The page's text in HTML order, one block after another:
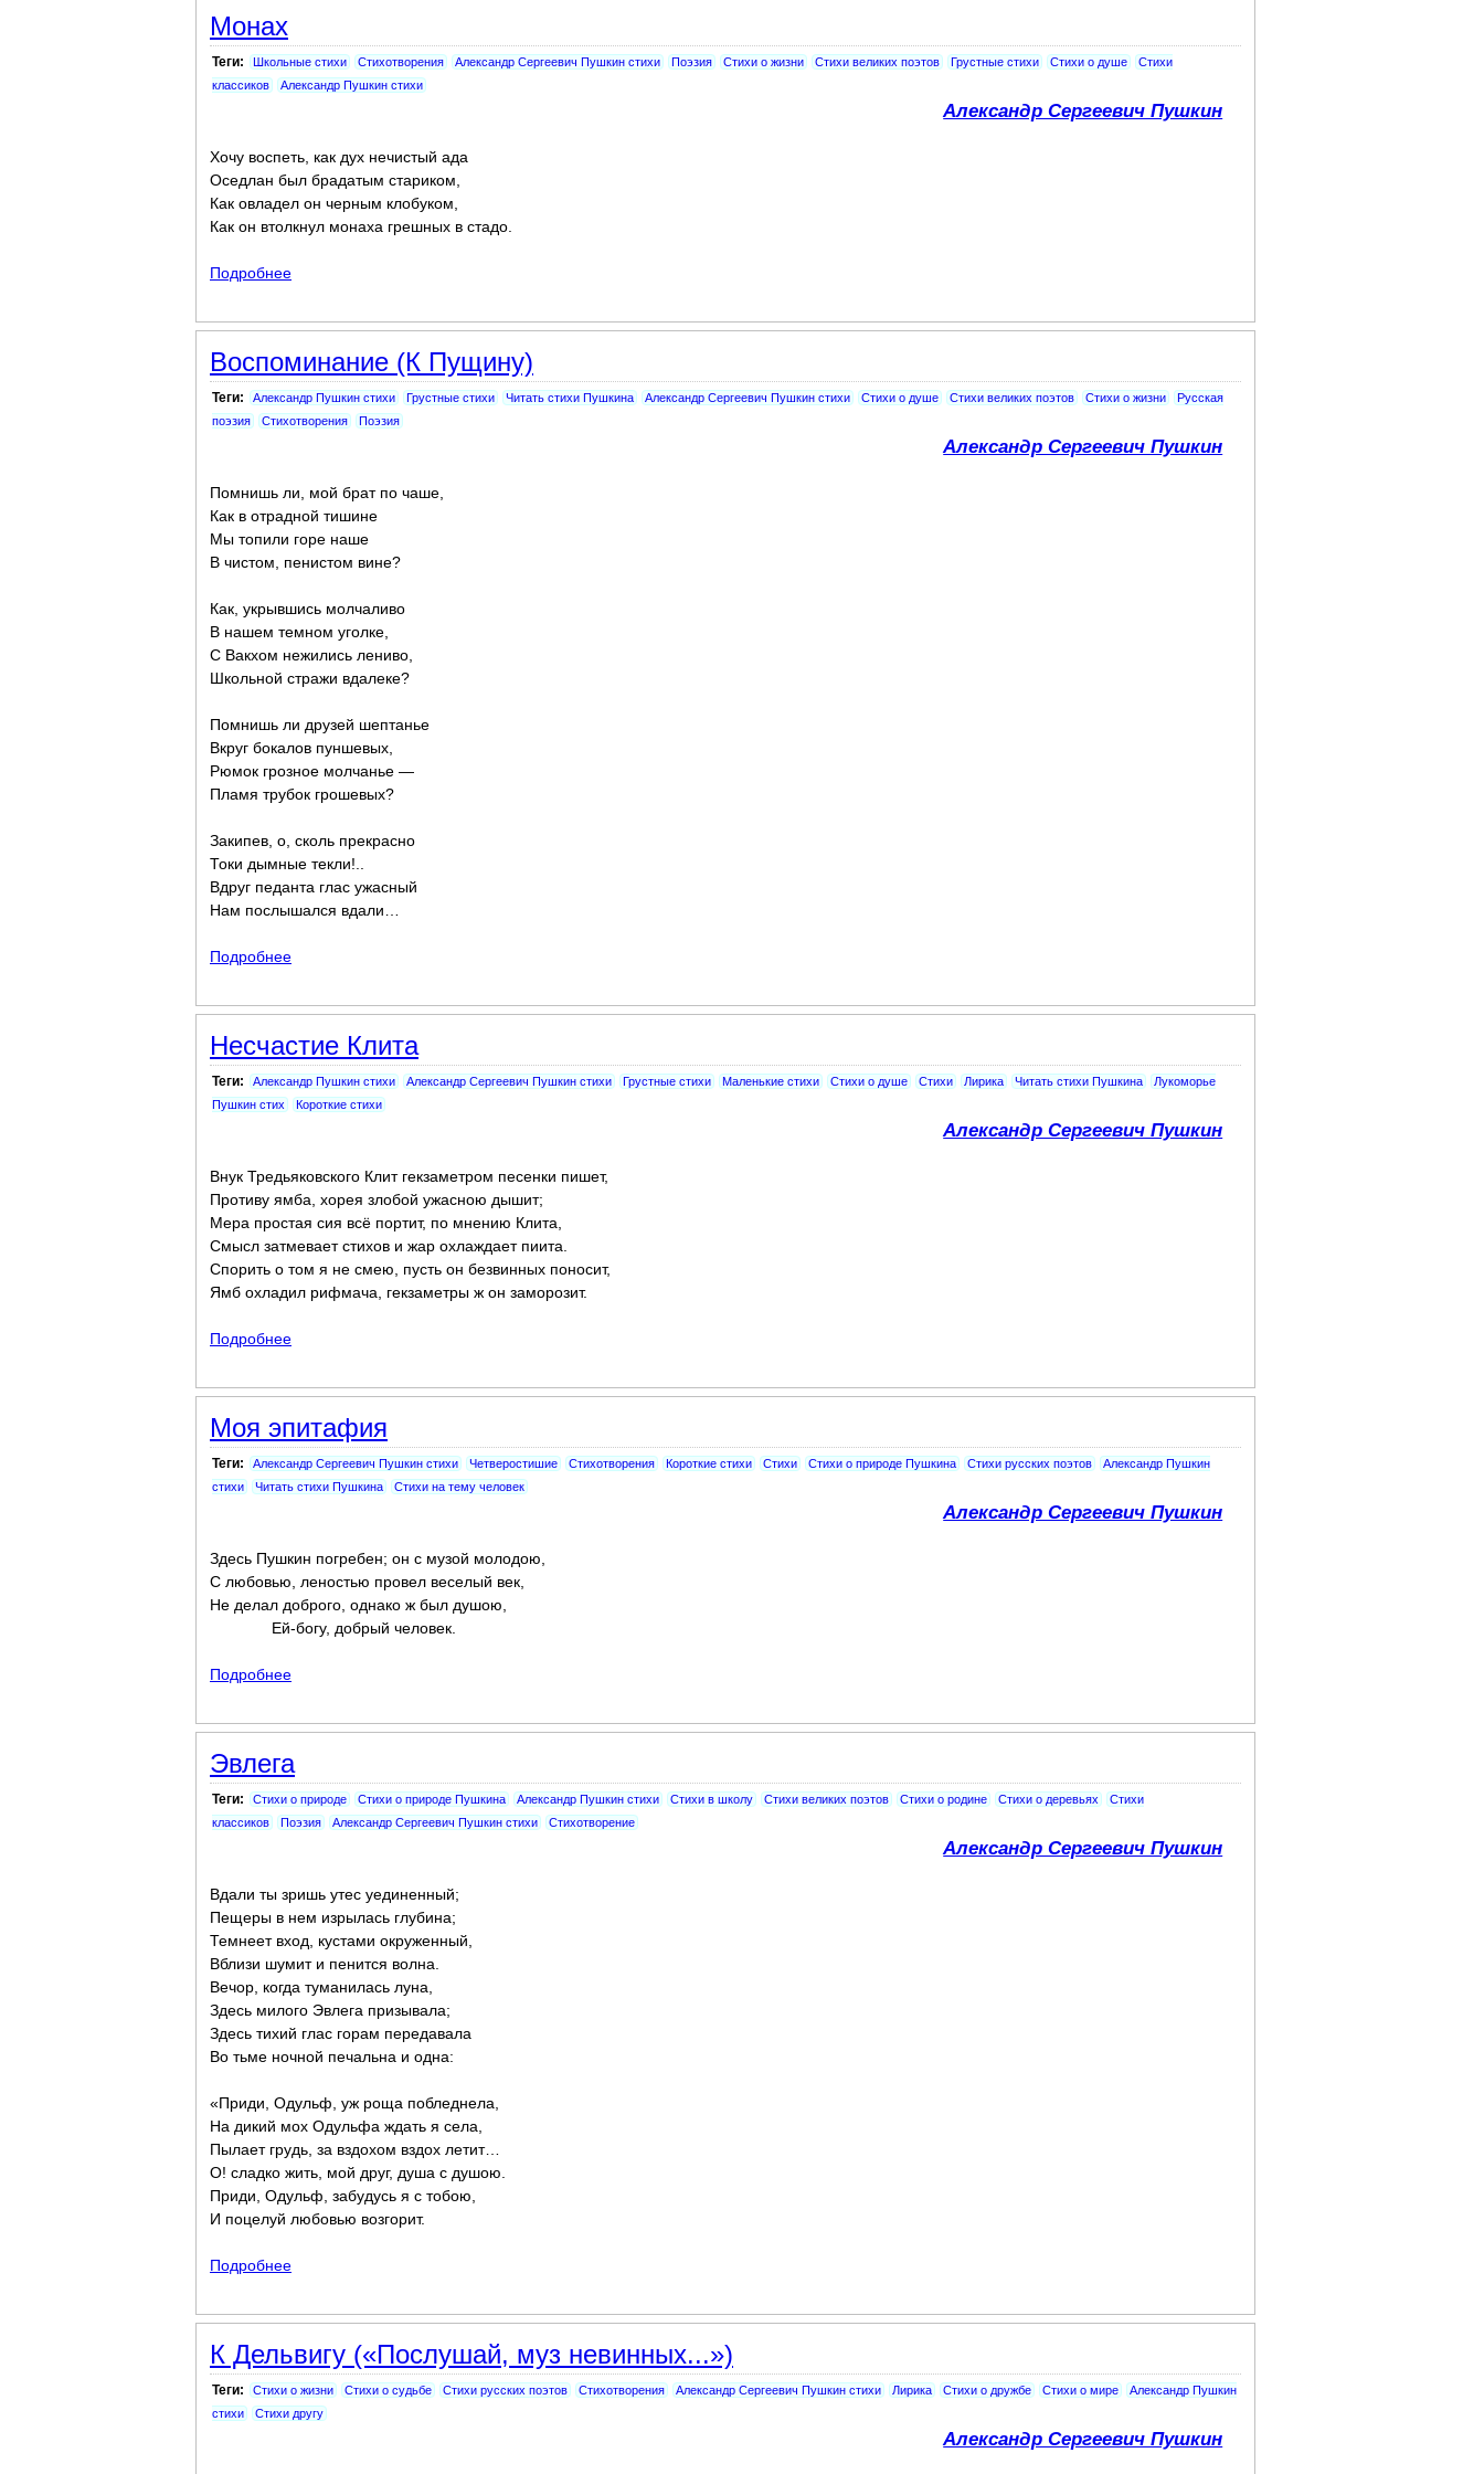
Монах
Теги: Школьные стихи Стихотворения Александр Сергеевич Пушкин стихи Поэзия Стихи о жизни Стихи великих поэтов Грустные стихи Стихи о душе
Стихи
классиков
Александр Пушкин стихи
Александр Сергеевич Пушкин
Хочу воспеть, как дух нечистый ада
Оседлан был брадатым стариком,
Как овладел он черным клобуком,
Как он втолкнул монаха грешных в стадо.
Подробнее
Воспоминание (К Пущину)
Теги: Александр Пушкин стихи Грустные стихи Читать стихи Пушкина Александр Сергеевич Пушкин стихи Стихи о душе Стихи великих поэтов Стихи о жизни
Русская
поэзия
Стихотворения Поэзия
Александр Сергеевич Пушкин
Помнишь ли, мой брат по чаше,
Как в отрадной тишине
Мы топили горе наше
В чистом, пенистом вине?
Как, укрывшись молчаливо
В нашем темном уголке,
С Вакхом нежились лениво,
Школьной стражи вдалеке?
Помнишь ли друзей шептанье
Вкруг бокалов пуншевых,
Рюмок грозное молчанье —
Пламя трубок грошевых?
Закипев, о, сколь прекрасно
Токи дымные текли!..
Вдруг педанта глас ужасный
Нам послышался вдали…
Подробнее
Несчастие Клита
Теги: Александр Пушкин стихи Александр Сергеевич Пушкин стихи Грустные стихи Маленькие стихи Стихи о душе Стихи Лирика Читать стихи Пушкина
Лукоморье
Пушкин стих
Короткие стихи
Александр Сергеевич Пушкин
Внук Тредьяковского Клит гекзаметром песенки пишет,
Противу ямба, хорея злобой ужасною дышит;
Мера простая сия всё портит, по мнению Клита,
Смысл затмевает стихов и жар охлаждает пиита.
Спорить о том я не смею, пусть он безвинных поносит,
Ямб охладил рифмача, гекзаметры ж он заморозит.
Подробнее
Моя эпитафия
Теги: Александр Сергеевич Пушкин стихи Четверостишие Стихотворения Короткие стихи Стихи Стихи о природе Пушкина Стихи русских поэтов
Александр Пушкин
стихи
Читать стихи Пушкина Стихи на тему человек
Александр Сергеевич Пушкин
Здесь Пушкин погребен; он с музой молодою,
С любовью, леностью провел веселый век,
Не делал доброго, однако ж был душою,
Ей-богу, добрый человек.
Подробнее
Эвлега
Теги: Стихи о природе Стихи о природе Пушкина Александр Пушкин стихи Стихи в школу Стихи великих поэтов Стихи о родине Стихи о деревьях
Стихи
классиков
Поэзия Александр Сергеевич Пушкин стихи Стихотворение
Александр Сергеевич Пушкин
Вдали ты зришь утес уединенный;
Пещеры в нем изрылась глубина;
Темнеет вход, кустами окруженный,
Вблизи шумит и пенится волна.
Вечор, когда туманилась луна,
Здесь милого Эвлега призывала;
Здесь тихий глас горам передавала
Во тьме ночной печальна и одна:
«Приди, Одульф, уж роща побледнела,
На дикий мох Одульфа ждать я села,
Пылает грудь, за вздохом вздох летит…
О! сладко жить, мой друг, душа с душою.
Приди, Одульф, забудусь я с тобою,
И поцелуй любовью возгорит.
Подробнее
К Дельвигу («Послушай, муз невинных...»)
Теги: Стихи о жизни Стихи о судьбе Стихи русских поэтов Стихотворения Александр Сергеевич Пушкин стихи Лирика Стихи о дружбе Стихи о мире
Александр Пушкин
стихи
Стихи другу
Александр Сергеевич Пушкин